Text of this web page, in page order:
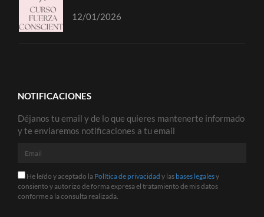
12/01/2026
NOTIFICACIONES
Déjanos tu email y de lo que quieres mantenerte informado
y te enviaremos notificaciones a tu email
Email
He
leído
y
He leído y aceptado la Política de privacidad y las bases legalesy
consiento y autorizo de forma expresa el tratamiento de mis datos
conforme a la consulta realizada.